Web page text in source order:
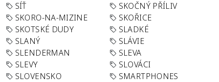
SÍŤ
SKOČNÝ PŘÍLIV
SKORO-NA-MIZINE
SKOŘICE
SKOTSKÉ DUDY
SLADKÉ
SLANÝ
SLÁVIE
SLENDERMAN
SLEVA
SLEVY
SLOVÁCI
SLOVENSKO
SMARTPHONES